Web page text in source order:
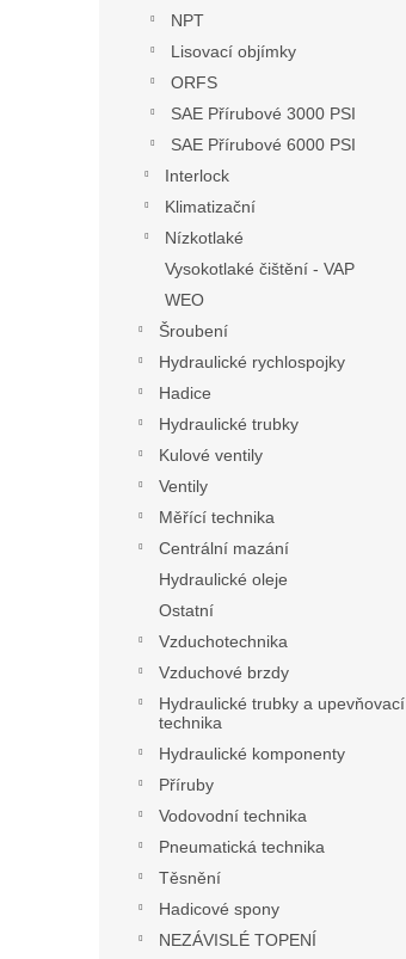
NPT
Lisovací objímky
ORFS
SAE Přírubové 3000 PSI
SAE Přírubové 6000 PSI
Interlock
Klimatizační
Nízkotlaké
Vysokotlaké čištění - VAP
WEO
Šroubení
Hydraulické rychlospojky
Hadice
Hydraulické trubky
Kulové ventily
Ventily
Měřící technika
Centrální mazání
Hydraulické oleje
Ostatní
Vzduchotechnika
Vzduchové brzdy
Hydraulické trubky a upevňovací
technika
Hydraulické komponenty
Příruby
Vodovodní technika
Pneumatická technika
Těsnění
Hadicové spony
NEZÁVISLÉ TOPENÍ